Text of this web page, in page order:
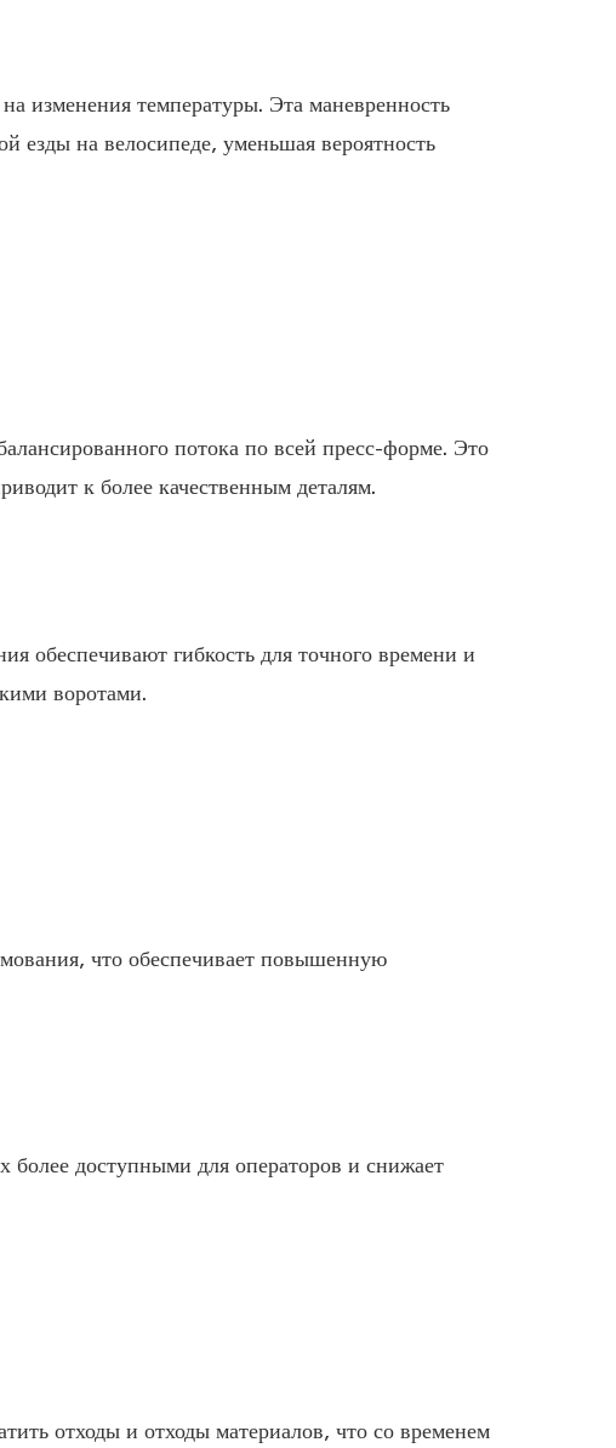
изменения температуры. Эта маневренность
езды на велосипеде, уменьшая вероятность
потока по всей пресс-форме. Это
к более качественным деталям.
обеспечивают гибкость для точного времени и
воротами.
что обеспечивает повышенную
более доступными для операторов и снижает
отходы и отходы материалов, что со временем